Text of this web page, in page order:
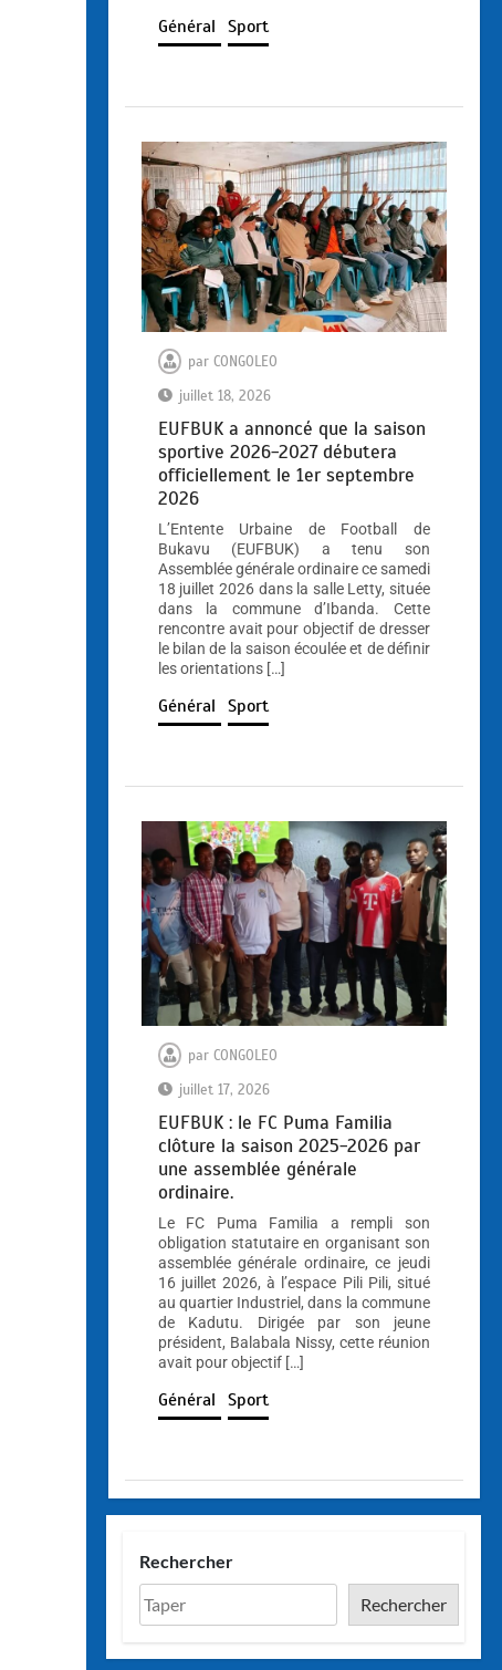
Général Sport
par CONGOLEO
juillet 18, 2026
EUFBUK a annoncé que la saison
sportive 2026-2027 débutera
officiellement le 1er septembre
2026
L’Entente Urbaine de Football de
Bukavu (EUFBUK) a tenu son
Assemblée générale ordinaire ce samedi
18 juillet 2026 dans la salle Letty, située
dans la commune d’Ibanda. Cette
rencontre avait pour objectif de dresser
le bilan de la saison écoulée et de définir
les orientations […]
Général Sport
par CONGOLEO
juillet 17, 2026
EUFBUK : le FC Puma Familia
clôture la saison 2025-2026 par
une assemblée générale
ordinaire.
Le FC Puma Familia a rempli son
obligation statutaire en organisant son
assemblée générale ordinaire, ce jeudi
16 juillet 2026, à l’espace Pili Pili, situé
au quartier Industriel, dans la commune
de Kadutu. Dirigée par son jeune
président, Balabala Nissy, cette réunion
avait pour objectif […]
Général Sport
Rechercher
Rechercher